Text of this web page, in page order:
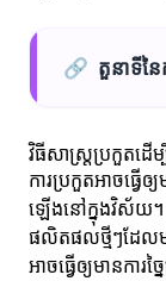
🔗 តួនាទីនៃ
វិធីសាស្ត្រប្រកួតដើម្
ការប្រកួតអាចធ្វើឲ្
ឡើងនៅក្នុងវិស័យ។
ផលិតផលថ្មីៗដែលម
អាចធ្វើឲ្យមានការច្